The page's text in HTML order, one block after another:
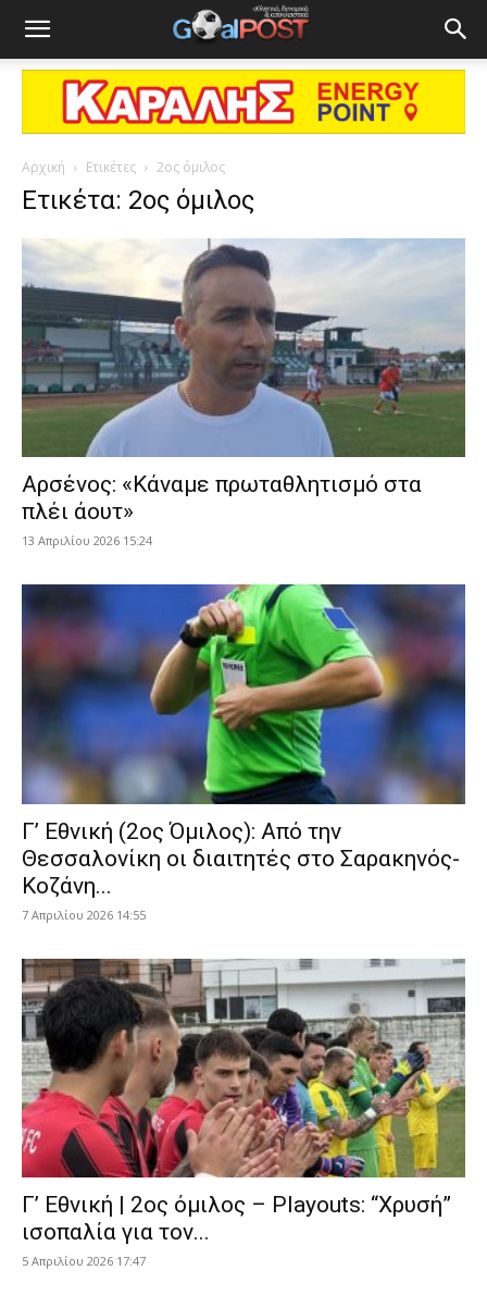
Αρχική Ετικέτες 2ος όμιλος
Ετικέτα: 2ος όμιλος
Αρσένος: «Κάναμε πρωταθλητισμό στα
πλέι άουτ»
13 Απριλίου 2026 15:24
Γ’ Εθνική (2ος Όμιλος): Από την
Θεσσαλονίκη οι διαιτητές στο Σαρακηνός-
Κοζάνη...
7 Απριλίου 2026 14:55
Γ’ Εθνική | 2ος όμιλος – Playouts: “Χρυσή”
ισοπαλία για τον...
5 Απριλίου 2026 17:47